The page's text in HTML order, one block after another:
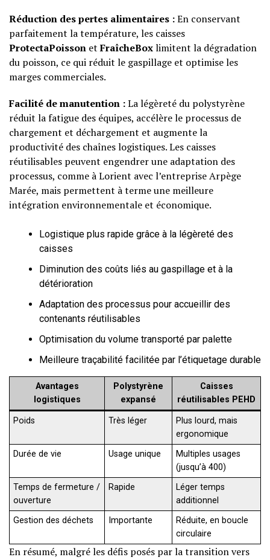
Réduction des pertes alimentaires :En conservant
parfaitement la température, les caisses
ProtectaPoisson etFraîcheBoxlimitent la dégradation
du poisson, ce qui réduit le gaspillage et optimise les
marges commerciales.
Facilité de manutention :La légèreté du polystyrène
réduit la fatigue des équipes, accélère le processus de
chargement et déchargement et augmente la
productivité des chaînes logistiques. Les caisses
réutilisables peuvent engendrer une adaptation des
processus, comme à Lorient avec l’entreprise Arpège
Marée, mais permettent à terme une meilleure
intégration environnementale et économique.
Logistique plus rapide grâce à la légèreté des
caisses
Diminution des coûts liés au gaspillage et à la
détérioration
Adaptation des processus pour accueillir des
contenants réutilisables
Optimisation du volume transporté par palette
Meilleure traçabilité facilitée par l’étiquetage durable
Avantages
logistiques
Polystyrène
expansé
Caisses
réutilisables PEHD
Poids Très léger
Plus lourd, mais
ergonomique
Durée de vie
Usage unique
Multiples usages
(jusqu’à 400)
Temps de fermeture /
ouverture
Rapide
Léger temps
additionnel
Gestion des déchets
Importante
Réduite, en boucle
circulaire
En résumé, malgré les défis posés par la transition vers